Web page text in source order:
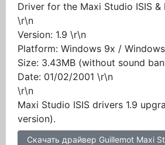
Driver for the Maxi Studio ISIS &
\r\n
Version: 1.9 \r\n
Platform: Windows 9x /
Size: 3.43MB (without sound
Date: 01/02/2001 \r\n
\r\n
Maxi Studio ISIS drivers 1.9
version).
Скачать драйвер Guillemot Maxi